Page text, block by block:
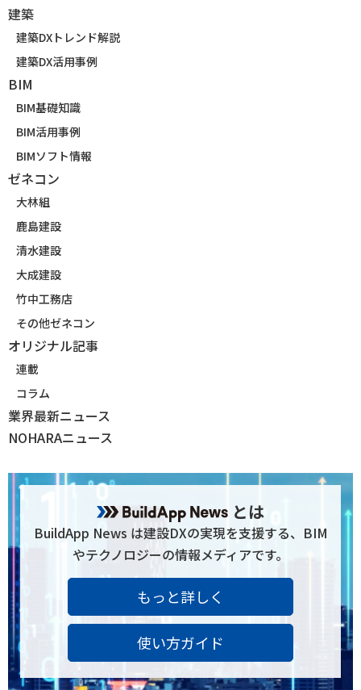
建築
建築DXトレンド解説
建築DX活用事例
BIM
BIM基礎知識
BIM活用事例
BIMソフト情報
ゼネコン
大林組
鹿島建設
清水建設
大成建設
竹中工務店
その他ゼネコン
オリジナル記事
連載
コラム
業界最新ニュース
NOHARAニュース
とは
BuildApp News は建設DXの実現を支援する、BIM
やテクノロジーの情報メディアです。
もっと詳しく
使い方ガイド